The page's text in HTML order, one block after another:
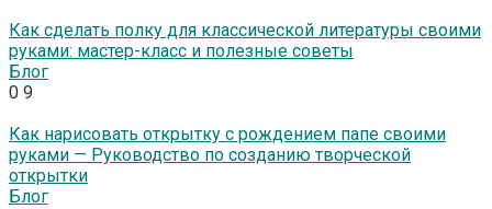
Как сделать полку для классической литературы своими
руками: мастер-класс и полезные советы
Блог
0 9
Как нарисовать открытку с рождением папе своими
руками — Руководство по созданию творческой
открытки
Блог